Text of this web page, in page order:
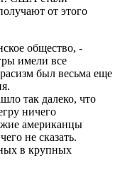
от этого
общество, -
имели все
был весьма еще
так далеко, что
ничего
американцы
не сказать.
в крупных